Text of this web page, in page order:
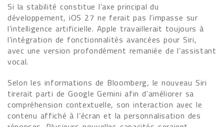
Si la stabilité constitue l’axe principal du
développement, iOS 27 ne ferait pas l’impasse sur
l’intelligence artificielle. Apple travaillerait toujours à
l’intégration de fonctionnalités avancées pour Siri,
avec une version profondément remaniée de l’assistant
vocal.
Selon les informations de Bloomberg, le nouveau Siri
tirerait parti de Google Gemini afin d’améliorer sa
compréhension contextuelle, son interaction avec le
contenu affiché à l’écran et la personnalisation des